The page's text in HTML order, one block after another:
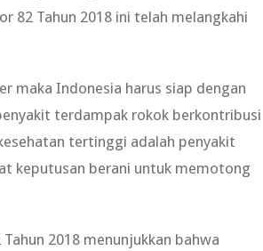
82 Tahun 2018 ini telah melangkahi
maka Indonesia harus siap dengan
terdampak rokok berkontribusi
tertinggi adalah penyakit
keputusan berani untuk memotong
2018 menunjukkan bahwa